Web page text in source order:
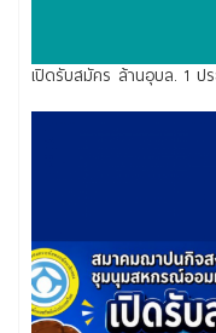
เปิดรับสมัคร ล้านอุบล. 1 ป